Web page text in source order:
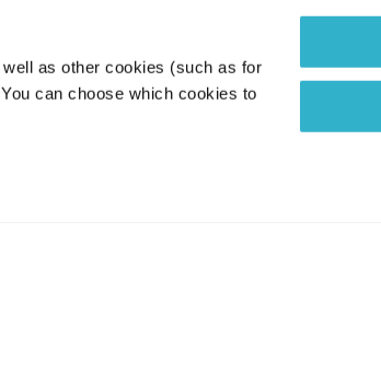
as other cookies (such as for
can choose which cookies to